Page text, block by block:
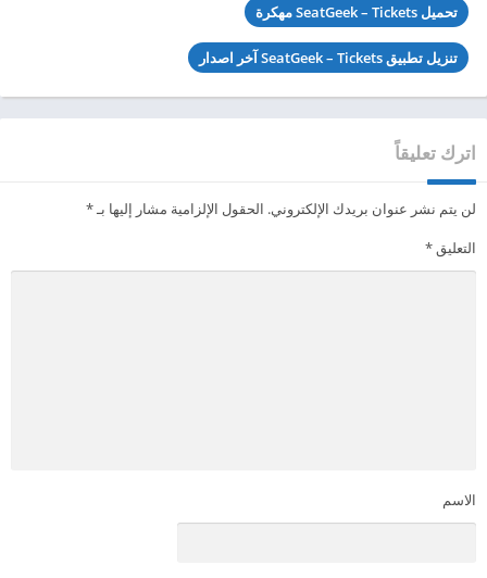
تحميل SeatGeek – Tickets مهكرة
تنزيل تطبيق SeatGeek – Tickets آخر اصدار
اترك تعليقاً
لن يتم نشر عنوان بريدك الإلكتروني. الحقول الإلزامية مشار إليها بـ*
التعليق*
الاسم